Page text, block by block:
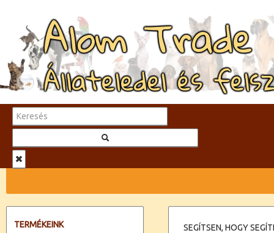
Alom Trade
Állateledel és
TERMÉKEINK
SEGÍTSEN, HOGY